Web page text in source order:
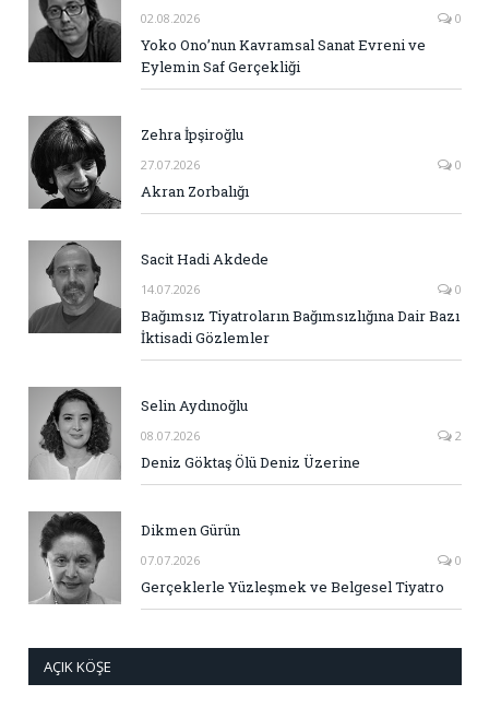
02.08.2026 0
Yoko Ono’nun Kavramsal Sanat Evreni ve
Eylemin Saf Gerçekliği
Zehra İpşiroğlu
27.07.2026 0
Akran Zorbalığı
Sacit Hadi Akdede
14.07.2026 0
Bağımsız Tiyatroların Bağımsızlığına Dair Bazı
İktisadi Gözlemler
Selin Aydınoğlu
08.07.2026 2
Deniz Göktaş Ölü Deniz Üzerine
Dikmen Gürün
07.07.2026 0
Gerçeklerle Yüzleşmek ve Belgesel Tiyatro
AÇIK KÖŞE